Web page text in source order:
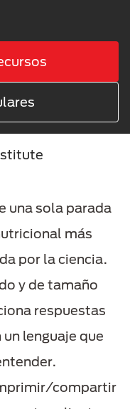
una sola parada
más
por la ciencia.
y de tamaño
respuestas
lenguaje que
compartir